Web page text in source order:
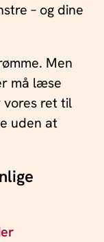
– og dine
Men
må læse
ret til
uden at